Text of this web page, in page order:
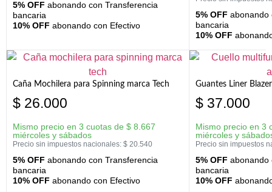
5% OFF abonando con Transferencia
bancaria
10% OFF abonando con Efectivo
5% OFF abonando
bancaria
10% OFF
Caña Mochilera para Spinning marca Tech
$ 26.000
Mismo precio en 3 cuotas de $ 8.667
miércoles y sábados
Precio sin impuestos nacionales: $ 20.540
5% OFF abonando con Transferencia
bancaria
10% OFF abonando con Efectivo
Guantes Liner
$ 37.000
Mismo precio en 3
miércoles y
Precio sin impuestos
5% OFF abonando
bancaria
10% OFF